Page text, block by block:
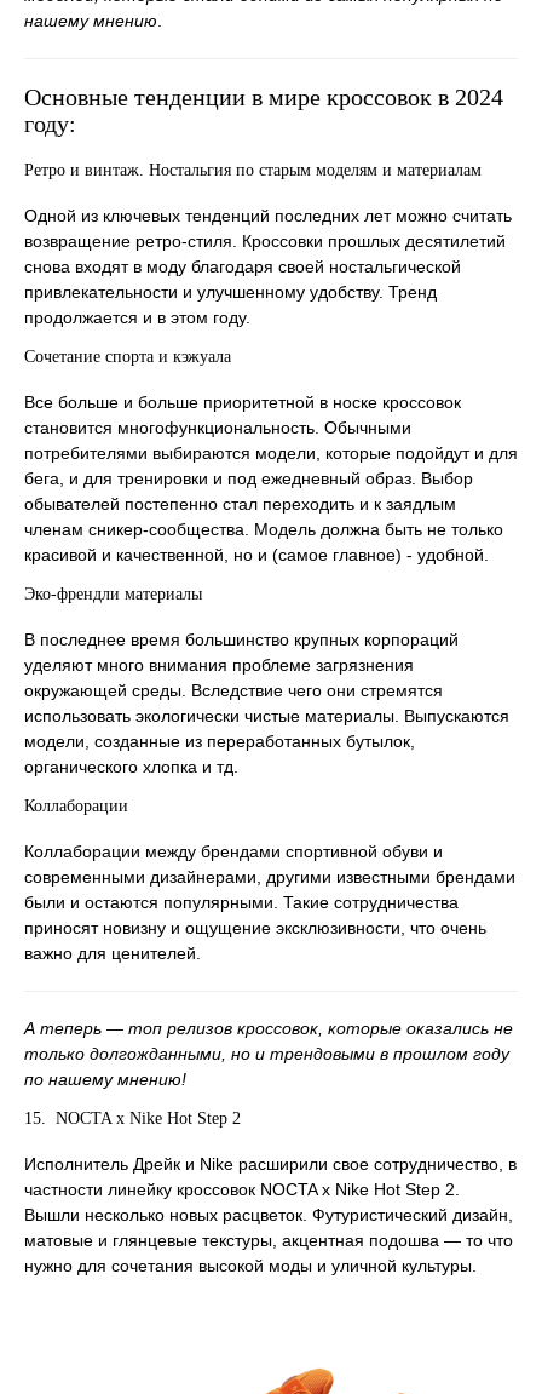
нашему мнению
Основные тенденции в мире кроссовок в 2024
году:
Ретро и винтаж. Ностальгия по старым моделям и материалам
Одной из ключевых тенденций последних лет можно считать
возвращение ретро-стиля. Кроссовки прошлых десятилетий
снова входят в моду благодаря своей ностальгической
привлекательности и улучшенному удобству. Тренд
продолжается и в этом году.
Сочетание спорта и кэжуала
Все больше и больше приоритетной в носке кроссовок
становится многофункциональность. Обычными
потребителями выбираются модели, которые подойдут и для
бега, и для тренировки и под ежедневный образ. Выбор
обывателей постепенно стал переходить и к заядлым
членам сникер-сообщества. Модель должна быть не только
красивой и качественной, но и (самое главное) - удобной.
Эко-френдли материалы
В последнее время большинство крупных корпораций
уделяют много внимания проблеме загрязнения
окружающей среды. Вследствие чего они стремятся
использовать экологически чистые материалы. Выпускаются
модели, созданные из переработанных бутылок,
органического хлопка и тд.
Коллаборации
Коллаборации между брендами спортивной обуви и
современными дизайнерами, другими известными брендами
были и остаются популярными. Такие сотрудничества
приносят новизну и ощущение эксклюзивности, что очень
важно для ценителей.
А теперь — топ релизов кроссовок, которые оказались не
только долгожданными, но и трендовыми в прошлом году
по нашему мнению!
15. NOCTA x Nike Hot Step 2
Исполнитель Дрейк и Nike расширили свое сотрудничество, в
частности линейку кроссовок NOCTA x Nike Hot Step 2.
Вышли несколько новых расцветок. Футуристический дизайн,
матовые и глянцевые текстуры, акцентная подошва — то что
нужно для сочетания высокой моды и уличной культуры.